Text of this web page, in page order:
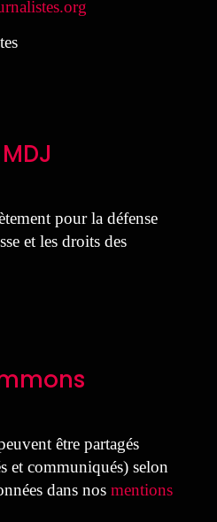
pour la défense
et les droits des
être partagés
et communiqués) selon
dans nos mentions